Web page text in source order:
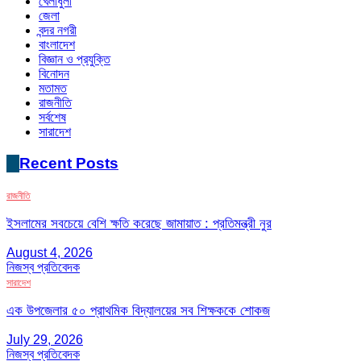
জেলা
বন্দর নগরী
বাংলাদেশ
বিজ্ঞান ও প্রযুক্তি
বিনোদন
মতামত
রাজনীতি
সর্বশেষ
সারাদেশ
Recent Posts
রাজনীতি
ইসলামের সবচেয়ে বেশি ক্ষতি করেছে জামায়াত : প্রতিমন্ত্রী নুর
August 4, 2026
নিজস্ব প্রতিবেদক
সারাদেশ
এক উপজেলার ৫০ প্রাথমিক বিদ্যালয়ের সব শিক্ষককে শোকজ
July 29, 2026
নিজস্ব প্রতিবেদক